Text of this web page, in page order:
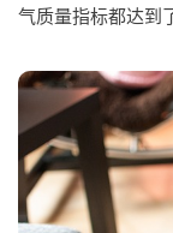
气质量指标都达到